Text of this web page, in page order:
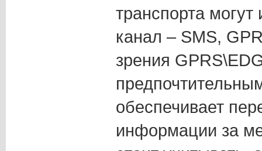
транспорта
канал – SMS,
зрения
обеспечивает
информации за